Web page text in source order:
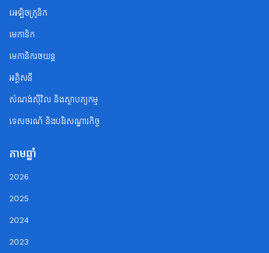
អេឡិចត្រូនិក
មេកានិក
មេកានិករថយន្ត
អគ្គិសនី
សំណង់ស៊ីវិល និងស្ថាបត្យកម្ម
ទេសចរណ័ និងបដិសណ្ឋារកិច្ច
តាមឆ្នាំ
2026
2025
2024
2023